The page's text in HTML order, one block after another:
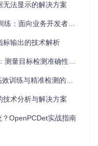
估的场景，包括但不限
段的mAP，优化模型性
挑战赛等比赛中的官
检测算法的优劣。
到现有工作流程中。
法显示的解决方案
开发者的AutoTrain应用指南
标输出的技术解析
目标检测准确性的利器
练与精准检测的利器
术分析与解决方案
OpenPCDet实战指南